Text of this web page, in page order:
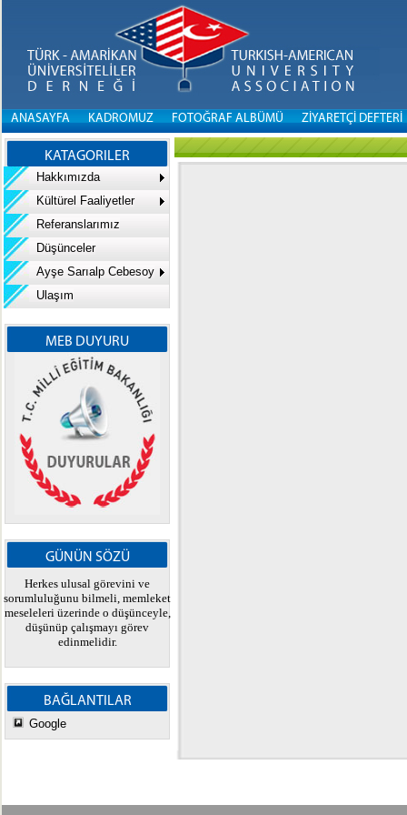
ANASAYFA KADROMUZ FOTOĞRAF ALBÜMÜ ZİYARETÇİ DEFTERİ
KATAGORILER
Hakkımızda
Kültürel Faaliyetler
Referanslarımız
Düşünceler
Ayşe Sarıalp Cebesoy
Ulaşım
MEB DUYURU
GÜNÜN SÖZÜ
Herkes ulusal görevini ve
sorumluluğunu bilmeli, memleket
meseleleri üzerinde o düşünceyle,
düşünüp çalışmayı görev
edinmelidir.
BAĞLANTILAR
Google